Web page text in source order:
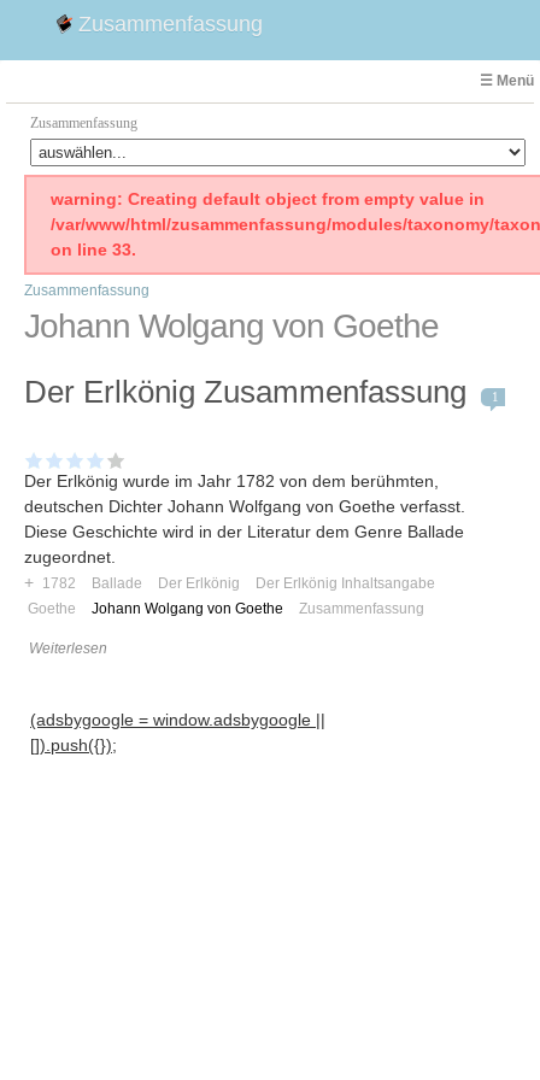
Zusammenfassung
☰ Menü
Zusammenfassung
Faust
Willhelm Tell
Emilia Galotti
1. Weltkrieg Zusammenfassung
Weimarer Republik
Maria Stuart
Woyzeck
warning: Creating default object from empty value in
/var/www/html/zusammenfassung/modules/taxonomy/
on line 33.
Zusammenfassung
Johann Wolgang von Goethe
Der Erlkönig Zusammenfassung 1
Der Erlkönig wurde im Jahr 1782 von dem berühmten,
deutschen Dichter Johann Wolfgang von Goethe verfasst.
Diese Geschichte wird in der Literatur dem Genre Ballade
zugeordnet.
+ 1782 Ballade Der Erlkönig
Der Erlkönig Inhaltsangabe
Goethe
Johann Wolgang von Goethe Zusammenfassung
Weiterlesen
(adsbygoogle = window.adsbygoogle ||
[]).push({});